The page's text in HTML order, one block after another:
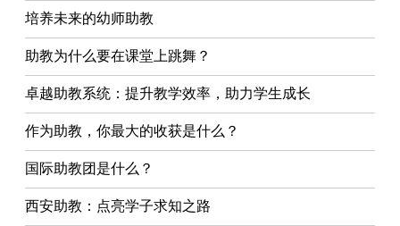
培养未来的幼师助教
助教为什么要在课堂上跳舞？
卓越助教系统：提升教学效率，助力学生成长
作为助教，你最大的收获是什么？
国际助教团是什么？
西安助教：点亮学子求知之路